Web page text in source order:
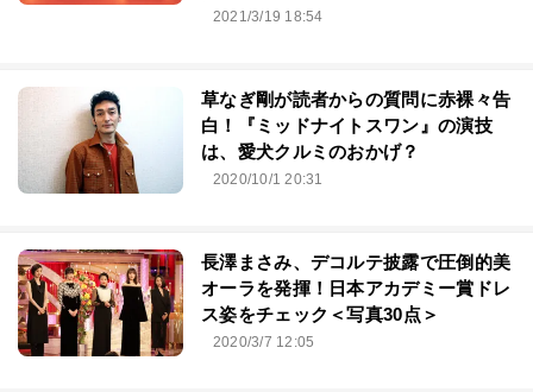
2021/3/19 18:54
草なぎ剛が読者からの質問に赤裸々告
白！『ミッドナイトスワン』の演技
は、愛犬クルミのおかげ？
2020/10/1 20:31
長澤まさみ、デコルテ披露で圧倒的美
オーラを発揮！日本アカデミー賞ドレ
ス姿をチェック＜写真30点＞
2020/3/7 12:05